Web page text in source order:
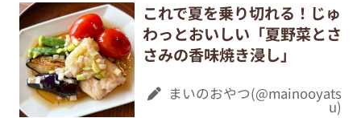
これで夏を乗り切れる！じゅ
わっとおいしい「夏野菜とさ
さみの香味焼き浸し」
まいのおやつ(@mainooyats
u)